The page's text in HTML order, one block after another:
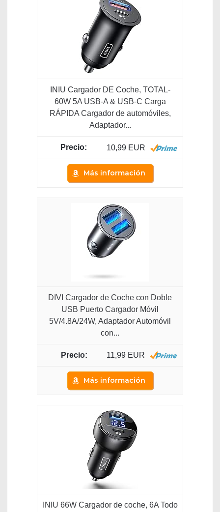
INIU Cargador DE Coche, TOTAL-
60W 5A USB-A & USB-C Carga
RÁPIDA Cargador de automóviles,
Adaptador...
10,99 EUR
Más información
DIVI Cargador de Coche con Doble
USB Puerto Cargador Móvil
5V/4.8A/24W, Adaptador Automóvil
con...
11,99 EUR
Más información
INIU 66W Cargador de coche, 6A Todo